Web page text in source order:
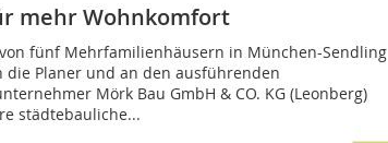
mehr Wohnkomfort
fünf Mehrfamilienhäusern in München-Sendling
die Planer und an den ausführenden
Mörk Bau GmbH & CO. KG (Leonberg)
städte­bauliche...